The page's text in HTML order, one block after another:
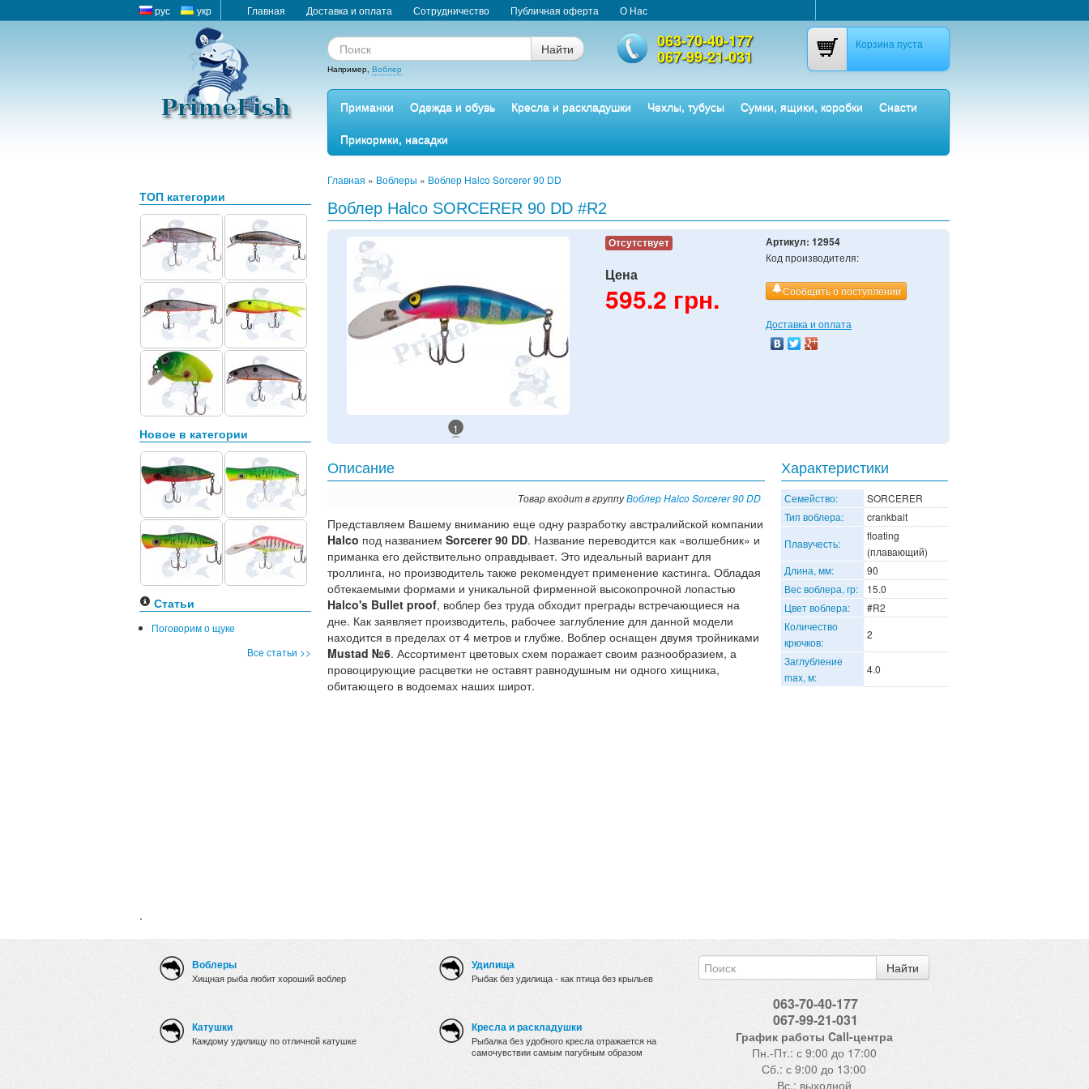
рус укр Главная Доставка и оплата Сотрудничество Публичная оферта О Нас
Найти
Например, Воблер
063-70-40-177
067-99-21-031
Корзина пуста
Приманки Одежда и обувь Кресла и раскладушки Чехлы, тубусы Сумки, ящики, коробки
Снасти
Прикормки, насадки
ТОП категории
Новое в категории
Статьи
Поговорим о щуке
Все статьи >>
.
Главная » Воблеры » Воблер Halco Sorcerer 90 DD
Воблер Halco SORCERER 90 DD #R2
1
Отсутствует
Цена
595.2 грн.
Артикул: 12954
Код производителя:
Сообщить о поступлении
Доставка и оплата
Описание
Товар входит в группуВоблер Halco Sorcerer 90 DD
Представляем Вашему вниманию еще одну разработку австралийской компании
Halco под названием Sorcerer 90 DD. Название переводится как «волшебник» и
приманка его действительно оправдывает. Это идеальный вариант для
троллинга, но производитель также рекомендует применение кастинга. Обладая
обтекаемыми формами и уникальной фирменной высокопрочной лопастью
Halco's Bullet proof, воблер без труда обходит преграды встречающиеся на
дне. Как заявляет производитель, рабочее заглубление для данной модели
находится в пределах от 4 метров и глубже. Воблер оснащен двумя тройниками
Mustad №6. Ассортимент цветовых схем поражает своим разнообразием, а
провоцирующие расцветки не оставят равнодушным ни одного хищника,
обитающего в водоемах наших широт.
Характеристики
Семейство:
SORCERER
Тип воблера:
crankbait
Плавучесть:
floating
(плавающий)
Длина, мм:
90
Вес воблера, гр:
15.0
Цвет воблера:
#R2
Количество
крючков:
2
Заглубление
max, м:
4.0
Воблеры
Хищная рыба любит хороший воблер
Катушки
Каждому удилищу по отличной катушке
Удилища
Рыбак без удилища - как птица без крыльев
Кресла и раскладушки
Рыбалка без удобного кресла отражается на
самочувствии самым пагубным образом
Найти
063-70-40-177
067-99-21-031
График работы Call-центра
Пн.-Пт.: с 9:00 до 17:00
Сб.: с 9:00 до 13:00
Вс.: выходной